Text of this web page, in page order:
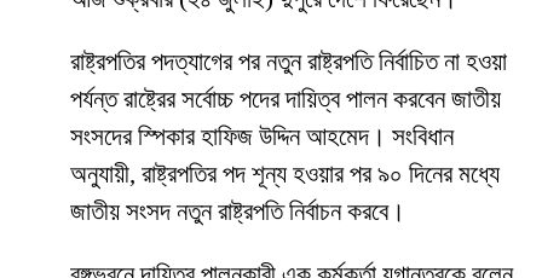
রাষ্ট্রপতির পদত্যাগের পর নতুন রাষ্ট্রপতি নির্বাচিত না হওয়া
পর্যন্ত রাষ্ট্রের সর্বোচ্চ পদের দায়িত্ব পালন করবেন জাতীয়
সংসদের স্পিকার হাফিজ উদ্দিন আহমেদ। সংবিধান
অনুযায়ী, রাষ্ট্রপতির পদ শূন্য হওয়ার পর ৯০ দিনের মধ্যে
জাতীয় সংসদ নতুন রাষ্ট্রপতি নির্বাচন করবে।